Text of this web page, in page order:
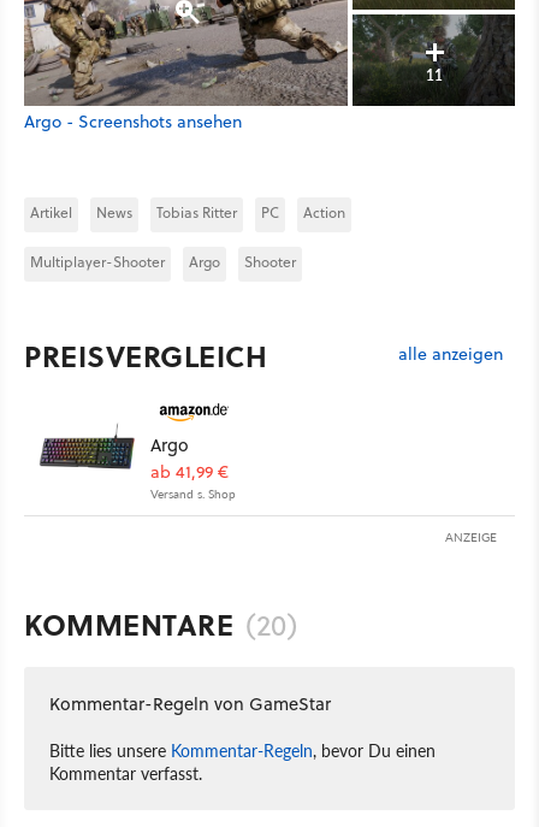
11
Argo - Screenshots ansehen
Artikel News Tobias Ritter PC Action
Multiplayer-Shooter Argo Shooter
PREISVERGLEICH alle anzeigen
Argo
ab 41,99 €
Versand s. Shop
ANZEIGE
KOMMENTARE (20)
Kommentar-Regeln von GameStar
Bitte lies unsere Kommentar-Regeln, bevor Du einen
Kommentar verfasst.